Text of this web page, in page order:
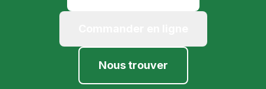
Nous trouver